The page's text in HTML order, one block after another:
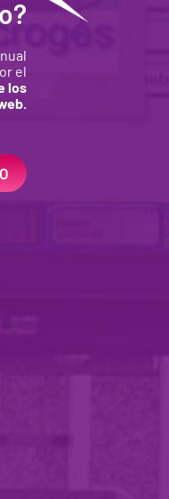
el
los